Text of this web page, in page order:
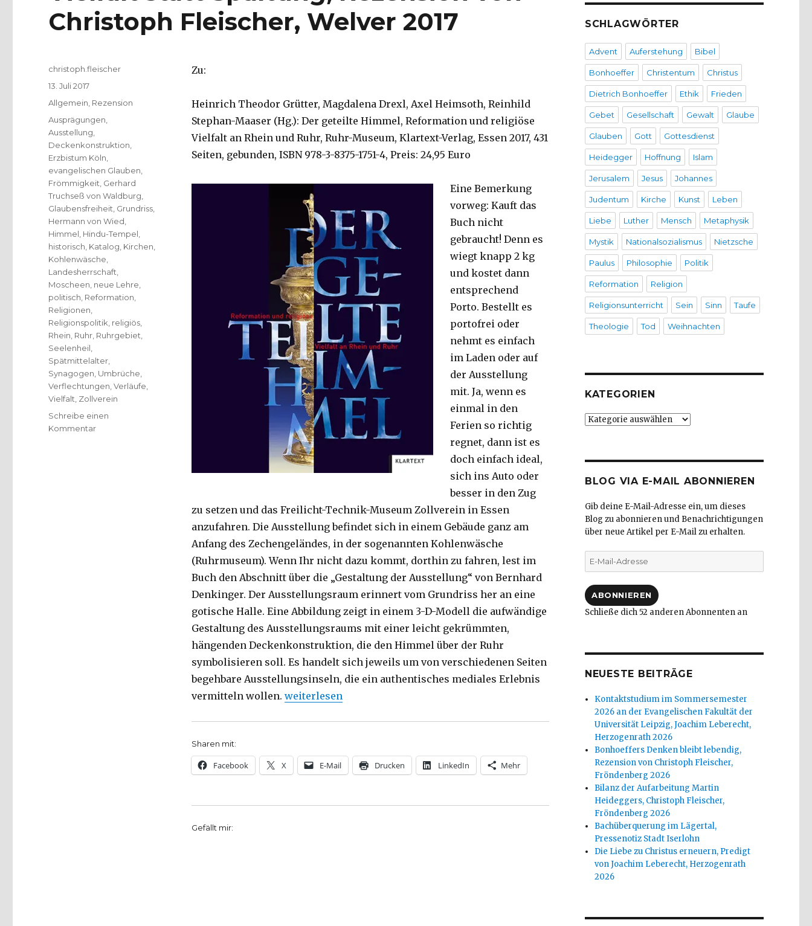
Christoph Fleischer, Welver 2017
Zu:
Heinrich Theodor Grütter, Magdalena Drexl, Axel Heimsoth, Reinhild
Stephan-Maaser (Hg.): Der geteilte Himmel, Reformation und religiöse
Vielfalt an Rhein und Ruhr, Ruhr-Museum, Klartext-Verlag, Essen 2017, 431
Seiten, gebunden, ISBN 978-3-8375-1751-4, Preis: 24,95 Euro
Eine Bemerkung
vorweg: Kauft das
Buch nicht
gebraucht! Denn es
wiegt knapp 2 kg
und kostet dann
entsprechend
Porto. Bestellt es
portofrei oder
nehmt es einfach
im Laden oder auf
der Ausstellung
mit. Ja, wenn es
einmal in den
Ferien so richtig
regnet, dann ist es
doch einfach ideal,
sich ins Auto oder
besser in den Zug
zu setzen und das Freilicht-Technik-Museum Zollverein in Essen
anzufahren. Die Ausstellung befindet sich in einem Gebäude ganz am
Anfang des Zechengeländes, in der sogenannten Kohlenwäsche
(Ruhrmuseum). Wenn Ihr nicht dazu kommt, dorthin zu fahren, lest im
Buch den Abschnitt über die „Gestaltung der Ausstellung“ von Bernhard
Denkinger. Der Ausstellungsraum erinnert vom Grundriss her an eine
gotische Halle. Eine Abbildung zeigt in einem 3-D-Modell die aufwändige
Gestaltung des Ausstellungsraums mit einer leicht gekrümmten,
hängenden Deckenkonstruktion, die den Himmel über der Ruhr
symbolisieren soll. Es handelt sich jeweils um von verschiedenen Seiten
begehbare Ausstellungsinseln, die ein authentisches mediales Erlebnis
vermitteln wollen. „Vielfalt statt Spaltung, Rezension von Christoph Fleischer, Welver 2017“
weiterlesen
Sharen mit:
Facebook X E-Mail Drucken LinkedIn Mehr
Gefällt mir:
Autor
christoph.fleischer
Veröffentlicht
am
13. Juli 2017
Kategorien
Allgemein Rezension
Schlagwörter
Ausprägungen
Ausstellung
Deckenkonstruktion
Erzbistum Köln
evangelischen Glauben
Frömmigkeit Gerhard
Truchseß von Waldburg
Glaubensfreiheit Grundriss
Hermann von Wied
Himmel Hindu-Tempel
historisch Katalog Kirchen
Kohlenwäsche
Landesherrschaft
Moscheen neue Lehre
politisch Reformation
Religionen
Religionspolitik religiös
Rhein Ruhr Ruhrgebiet
Seelenheil
Spätmittelalter
Synagogen Umbrüche
Verflechtungen ,Verläufe
Vielfalt Zollverein
Schreibe einen
Kommentarzu
SCHLAGWÖRTER
Advent Auferstehung Bibel
Bonhoeffer Christentum Christus
Dietrich Bonhoeffer Ethik Frieden
Gebet Gesellschaft Gewalt Glaube
Glauben Gott Gottesdienst
Heidegger Hoffnung Islam
Jerusalem Jesus Johannes
Judentum Kirche Kunst Leben
Liebe Luther Mensch Metaphysik
Mystik Nationalsozialismus Nietzsche
Paulus Philosophie Politik
Reformation Religion
Religionsunterricht Sein Sinn Taufe
Theologie Tod Weihnachten
KATEGORIEN
Kategorien
BLOG VIA E-MAIL ABONNIEREN
Gib deine E-Mail-Adresse ein, um dieses
Blog zu abonnieren und Benachrichtigungen
über neue Artikel per E-Mail zu erhalten.
E-
Mail-
ABONNIEREN
Schließe dich 52 anderen Abonnenten an
NEUESTE BEITRÄGE
Kontaktstudium im Sommersemester
2026 an der Evangelischen Fakultät der
Universität Leipzig, Joachim Leberecht,
Herzogenrath 2026
Bonhoeffers Denken bleibt lebendig,
Rezension von Christoph Fleischer,
Fröndenberg 2026
Bilanz der Aufarbeitung Martin
Heideggers, Christoph Fleischer,
Fröndenberg 2026
Bachüberquerung im Lägertal,
Pressenotiz Stadt Iserlohn
Die Liebe zu Christus erneuern, Predigt
von Joachim Leberecht, Herzogenrath
2026